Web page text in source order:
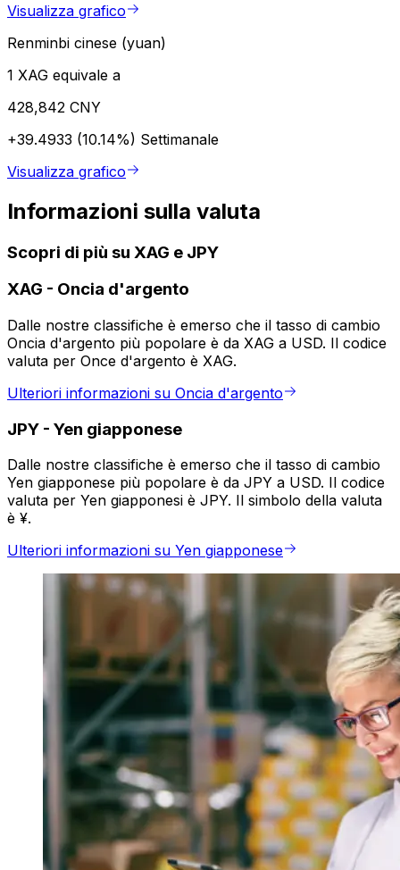
Visualizza grafico
Renminbi cinese (yuan)
1 XAG equivale a
428,842 CNY
+39.4933 (10.14%) Settimanale
Visualizza grafico
Informazioni sulla valuta
Scopri di più su XAG e JPY
XAG - Oncia d'argento
Dalle nostre classifiche è emerso che il tasso di cambio
Oncia d'argento più popolare è da XAG a USD. Il codice
valuta per Once d'argento è XAG.
Ulteriori informazioni su Oncia d'argento
JPY - Yen giapponese
Dalle nostre classifiche è emerso che il tasso di cambio
Yen giapponese più popolare è da JPY a USD. Il codice
valuta per Yen giapponesi è JPY. Il simbolo della valuta
è ¥.
Ulteriori informazioni su Yen giapponese